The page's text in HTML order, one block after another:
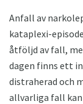
Anfall av
kataplexi-
åtföljd av fall,
dagen finns ett
distraherad och
allvarliga fall